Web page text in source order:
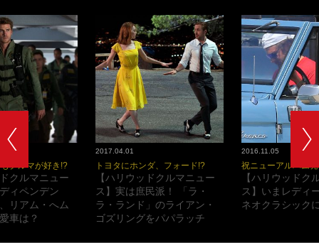
2017.04.01
トヨタにホンダ、フォード!?
【ハリウッドクルマニュー
ス】実は庶民派！ 「ラ・
ラ・ランド」のライアン・
ゴズリングをパパラッチ
2016.11.05
祝ニューアルバム
【ハリウッドク
ス】いまレディ
ネオクラシック
クルマが好き!?
クルマニュー
ィペンデン
リアム・へム
車は？